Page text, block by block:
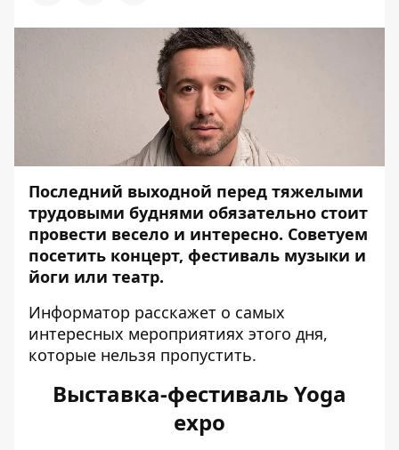
Последний выходной перед тяжелыми
трудовыми буднями обязательно стоит
провести весело и интересно. Советуем
посетить концерт, фестиваль музыки и
йоги или театр.
Информатор расскажет о самых
интересных мероприятиях этого дня,
которые нельзя пропустить.
Выставка-фестиваль Yoga
expo